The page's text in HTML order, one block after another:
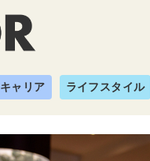
キャリア ライフスタイル